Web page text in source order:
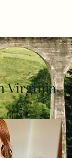
Virginia